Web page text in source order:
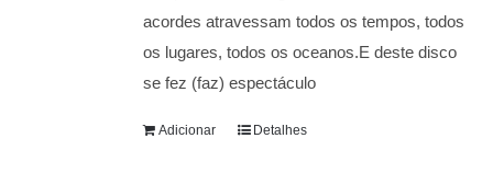
acordes atravessam todos os tempos, todos
os lugares, todos os oceanos.E deste disco
se fez (faz) espectáculo
Adicionar Detalhes